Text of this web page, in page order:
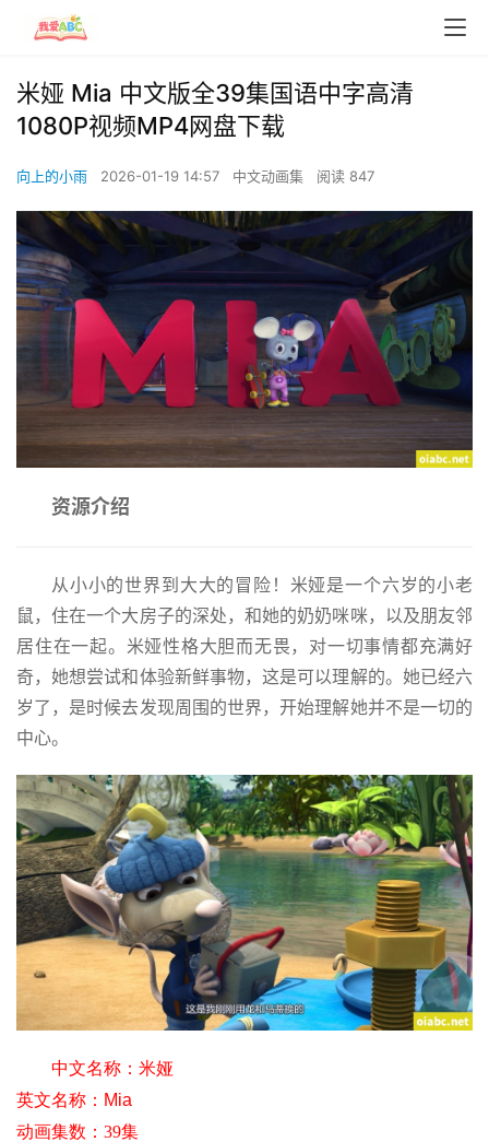
米娅 Mia 中文版全39集国语中字高清
1080P视频MP4网盘下载
向上的小雨 2026-01-19 14:57 中文动画集 阅读 847
资源介绍
从小小的世界到大大的冒险！米娅是一个六岁的小老
鼠，住在一个大房子的深处，和她的奶奶咪咪，以及朋友邻
居住在一起。米娅性格大胆而无畏，对一切事情都充满好
奇，她想尝试和体验新鲜事物，这是可以理解的。她已经六
岁了，是时候去发现周围的世界，开始理解她并不是一切的
中心。
中文名称： 米娅
英文名称： Mia
动画集数：39集